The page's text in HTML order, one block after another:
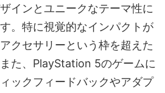
インとユニークなテーマ性に
。特に視覚的なインパクトが
クセサリーという枠を超えた
た、PlayStation 5のゲームに
ックフィードバックやアダプ